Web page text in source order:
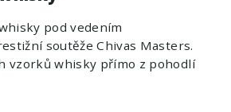
pod vedením
soutěže Chivas Masters.
vzorků whisky přímo z pohodlí